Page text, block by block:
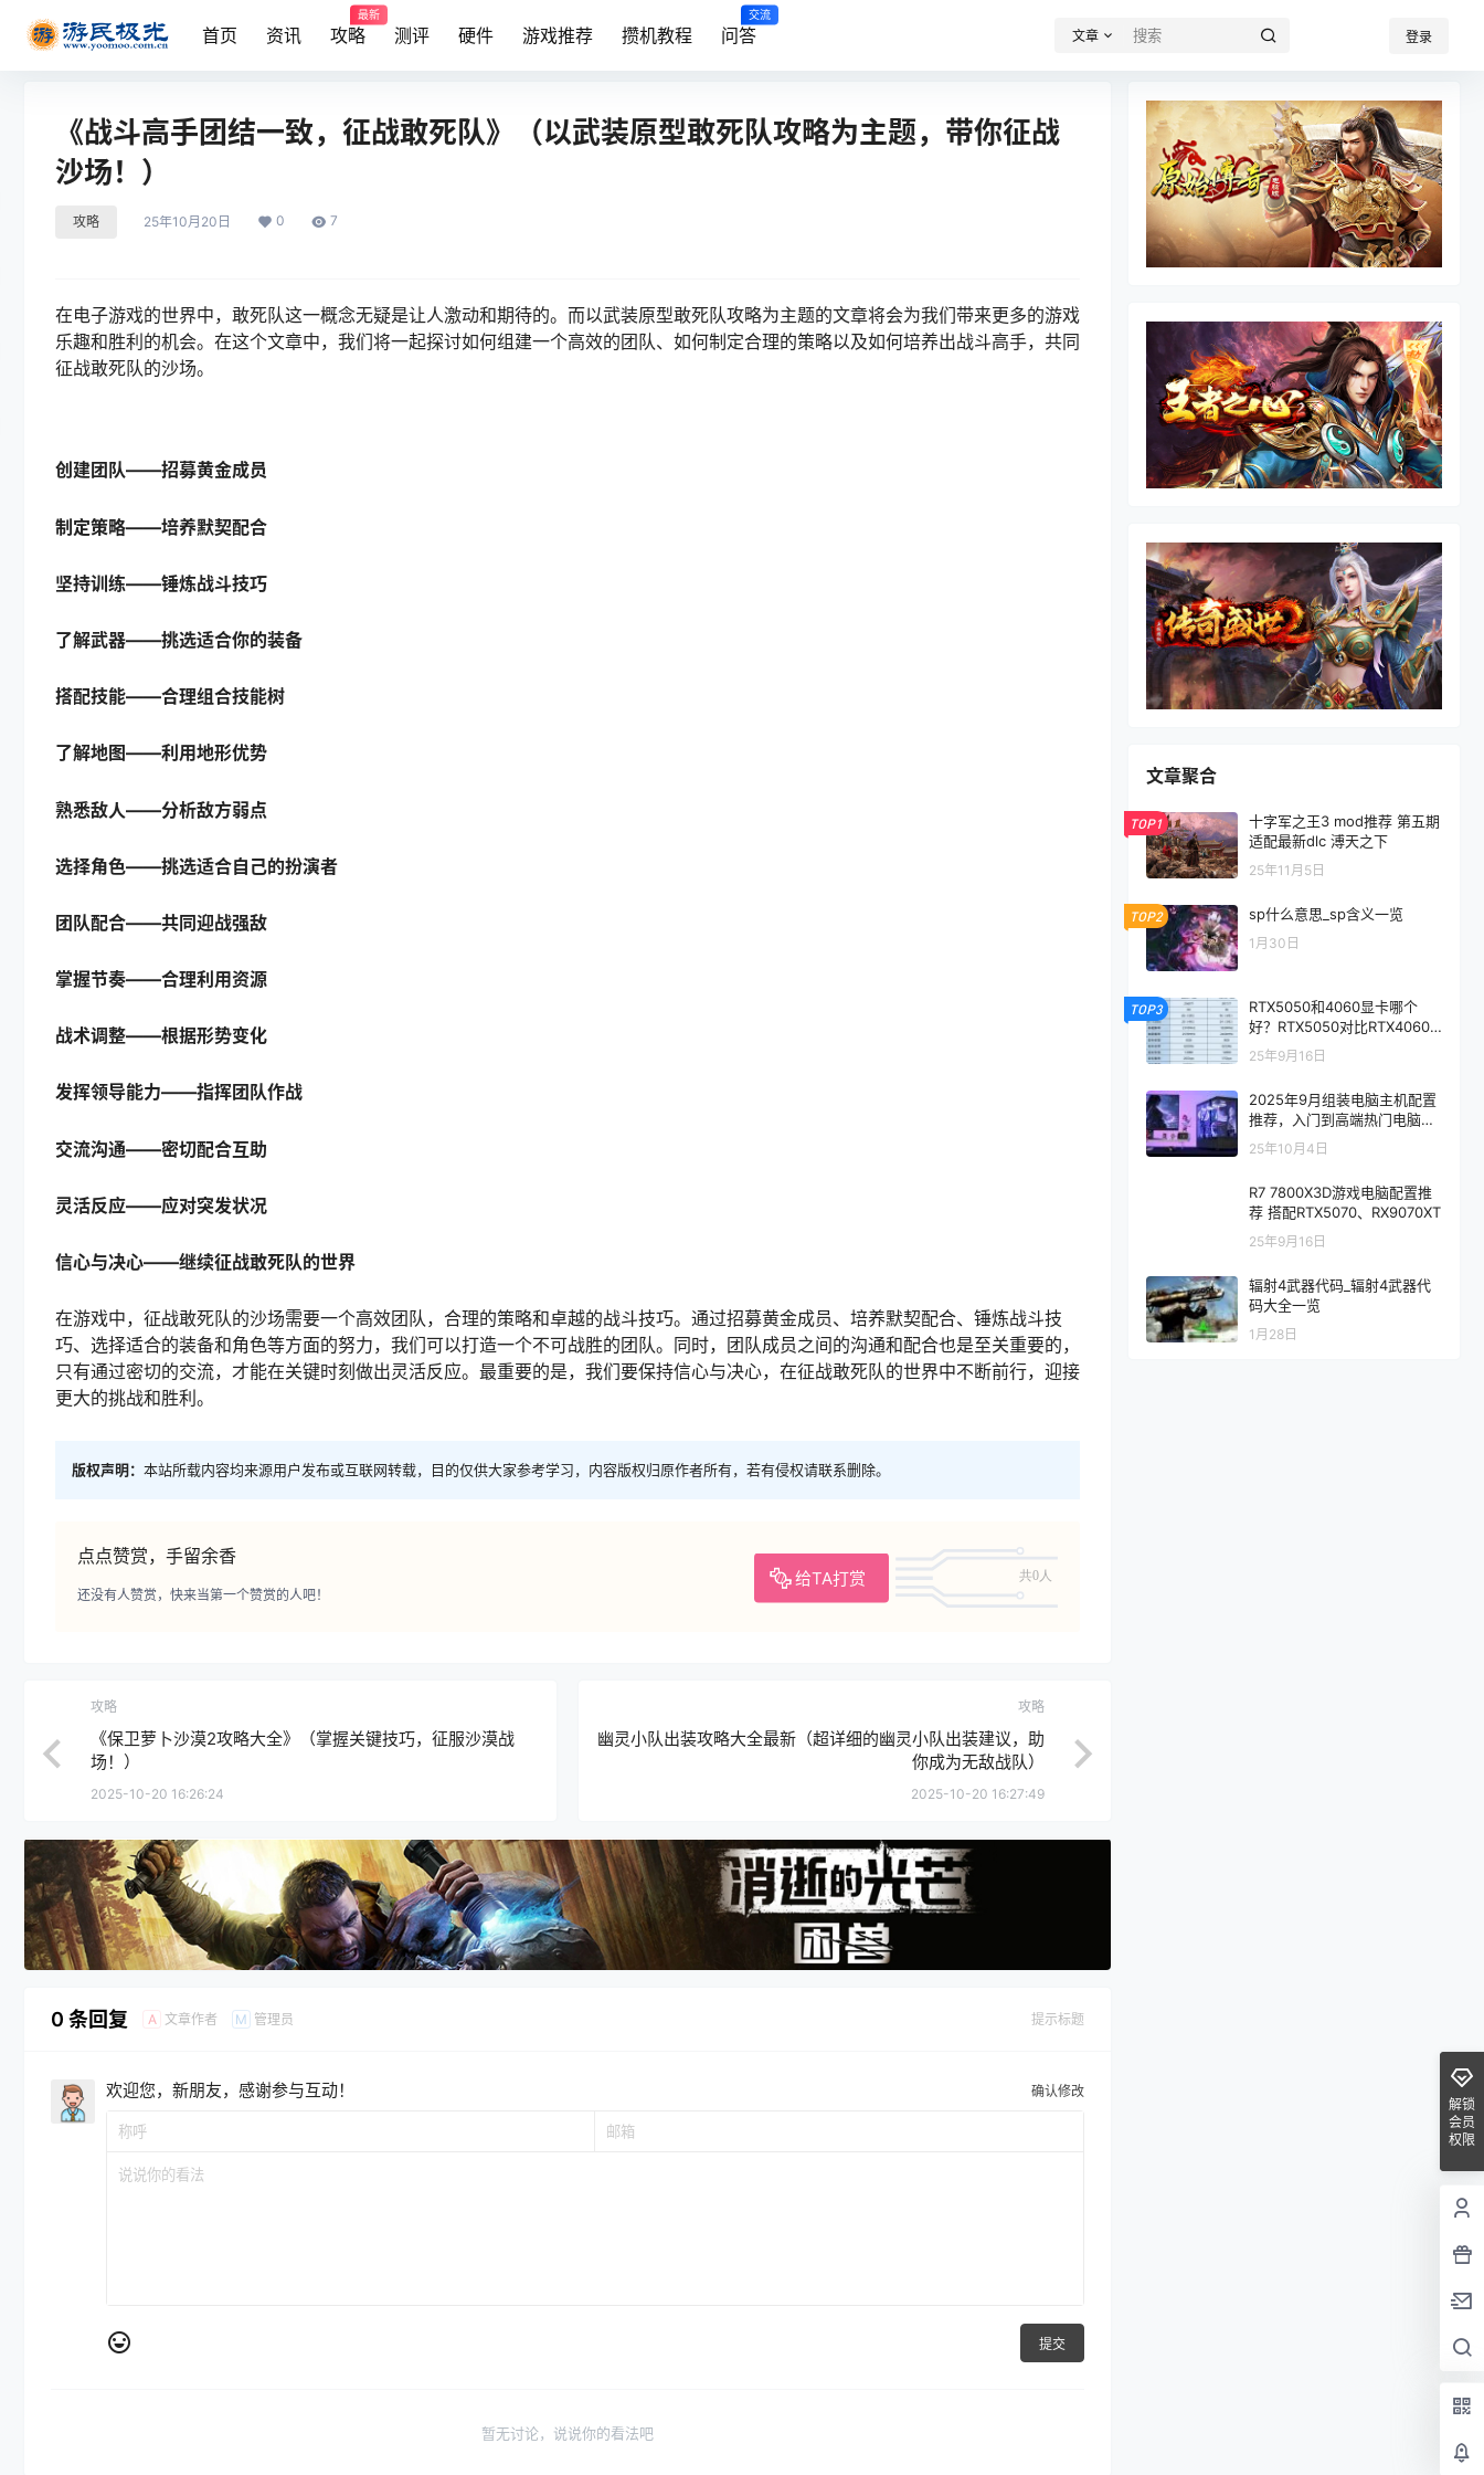
首页 资讯 攻略
最新
测评 硬件 游戏推荐 攒机教程 问答
交流
文章 登录
《战斗高手团结一致，征战敢死队》（以武装原型敢死队攻略为主题，带你征战
沙场！）
攻略 25年10月20日 0 7
在电子游戏的世界中，敢死队这一概念无疑是让人激动和期待的。而以武装原型敢死队攻略为主题的文章将会为我们带来更多的游戏
乐趣和胜利的机会。在这个文章中，我们将一起探讨如何组建一个高效的团队、如何制定合理的策略以及如何培养出战斗高手，共同
征战敢死队的沙场。
创建团队——招募黄金成员
制定策略——培养默契配合
坚持训练——锤炼战斗技巧
了解武器——挑选适合你的装备
搭配技能——合理组合技能树
了解地图——利用地形优势
熟悉敌人——分析敌方弱点
选择角色——挑选适合自己的扮演者
团队配合——共同迎战强敌
掌握节奏——合理利用资源
战术调整——根据形势变化
发挥领导能力——指挥团队作战
交流沟通——密切配合互助
灵活反应——应对突发状况
信心与决心——继续征战敢死队的世界
在游戏中，征战敢死队的沙场需要一个高效团队，合理的策略和卓越的战斗技巧。通过招募黄金成员、培养默契配合、锤炼战斗技
巧、选择适合的装备和角色等方面的努力，我们可以打造一个不可战胜的团队。同时，团队成员之间的沟通和配合也是至关重要的，
只有通过密切的交流，才能在关键时刻做出灵活反应。最重要的是，我们要保持信心与决心，在征战敢死队的世界中不断前行，迎接
更大的挑战和胜利。
版权声明： 本站所载内容均来源用户发布或互联网转载，目的仅供大家参考学习，内容版权归原作者所有，若有侵权请联系删除。
点点赞赏，手留余香
给TA打赏 共0人
还没有人赞赏，快来当第一个赞赏的人吧！
攻略
《保卫萝卜沙漠2攻略大全》（掌握关键技巧，征服沙漠战
场！）
2025-10-20 16:26:24
攻略
幽灵小队出装攻略大全最新（超详细的幽灵小队出装建议，助
你成为无敌战队）
2025-10-20 16:27:49
0 条回复 A 文章作者 M 管理员 提示标题
欢迎您，新朋友，感谢参与互动！ 确认修改
提交
暂无讨论，说说你的看法吧
文章聚合
TOP1
十字军之王3 mod推荐 第五期
适配最新dlc 溥天之下
25年11月5日
TOP2 sp什么意思_sp含义一览
1月30日
TOP3
RTX5050和4060显卡哪个
好？RTX5050对比RTX4060/
5060性能评测
25年9月16日
2025年9月组装电脑主机配置
推荐，入门到高端热门电脑配
置方案
25年10月4日
R7 7800X3D游戏电脑配置推
荐 搭配RTX5070、RX9070XT
25年9月16日
辐射4武器代码_辐射4武器代
码大全一览
1月28日
解锁
会员
权限